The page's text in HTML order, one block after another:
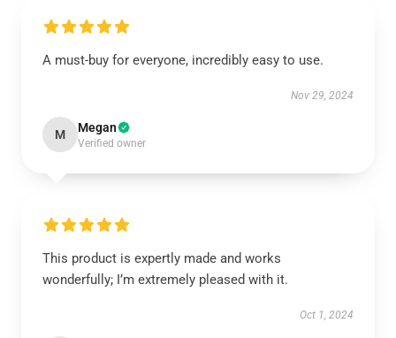
A must-buy for everyone, incredibly easy to use.
Nov 29, 2024
M Megan
Verified owner
This product is expertly made and works
wonderfully; I’m extremely pleased with it.
Oct 1, 2024